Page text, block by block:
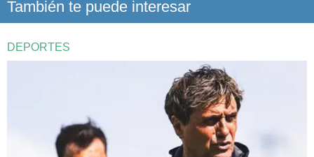
También te puede interesar
DEPORTES